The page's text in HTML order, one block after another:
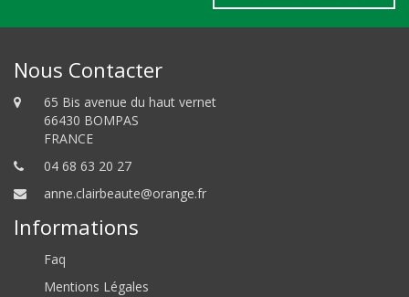
Nous Contacter
65 Bis avenue du haut vernet
66430 BOMPAS
FRANCE
04 68 63 20 27
anne.clairbeaute@orange.fr
Informations
Faq
Mentions Légales